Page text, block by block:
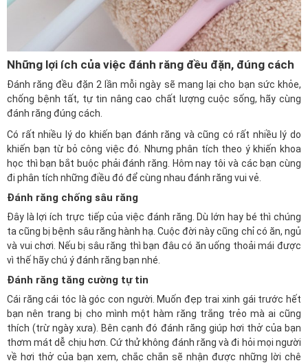
Những lợi ích của việc đánh răng đều đặn, đúng cách
Đánh răng đều đặn 2 lần mỗi ngày sẽ mang lại cho bạn sức khỏe,
chống bệnh tất, tự tin nâng cao chất lượng cuộc sống, hãy cùng
đánh răng đúng cách.
Có rất nhiều lý do khiến bạn đánh răng và cũng có rất nhiều lý do
khiến bạn từ bỏ công việc đó. Nhưng phân tích theo ý khiến khoa
học thì bạn bắt buộc phải đánh răng. Hôm nay tôi và các bạn cùng
đi phân tích những điều đó để cùng nhau đánh răng vui vẻ.
Đánh răng chống sâu răng
Đây là lợi ích trực tiếp của việc đánh răng. Dù lớn hay bé thì chúng
ta cũng bị bệnh sâu răng hành hạ. Cuộc đời này cũng chỉ có ăn, ngủ
và vui chơi. Nếu bị sâu răng thì bạn đâu có ăn uống thoải mái được
vì thế hãy chú ý đánh răng bạn nhé.
Đánh răng tăng cường tự tin
Cái răng cái tóc là góc con người. Muốn đẹp trai xinh gái trước hết
bạn nên trang bị cho mình một hàm răng trắng trẻo mà ai cũng
thích (trừ ngày xưa). Bên cạnh đó đánh răng giúp hơi thở của bạn
thơm mát dễ chịu hơn. Cứ thử không đánh răng và đi hỏi mọi người
về hơi thở của bạn xem, chắc chắn sẽ nhận được những lời chê